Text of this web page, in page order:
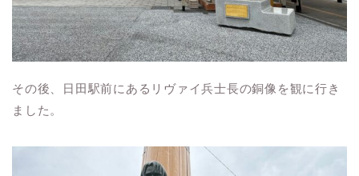
その後、日田駅前にあるリヴァイ兵士長の銅像を観に行き
ました。